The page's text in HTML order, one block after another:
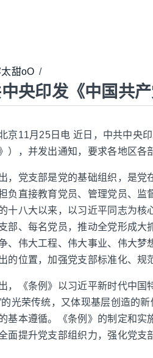
甜oO /
央印发《中国共
京11月25日电 近日，中共中央
），并发出通知，要求各地区各
，党支部是党的基础组织，是党
负直接教育党员、管理党员、监
十八大以来，以习近平同志为
部、每名党员，推动全党形成
、伟大工程、伟大事业、伟大梦
的位置，加强党支部标准化、规
，《条例》以习近平新时代中国
的光荣传统，又体现基层创造的
基本遵循。《条例》的制定和实
面提升党支部组织力，强化党